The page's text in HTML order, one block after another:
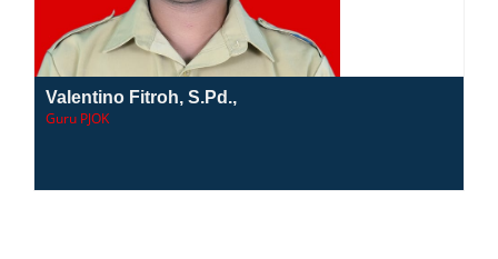
Valentino Fitroh, S.Pd.,
Guru PJOK